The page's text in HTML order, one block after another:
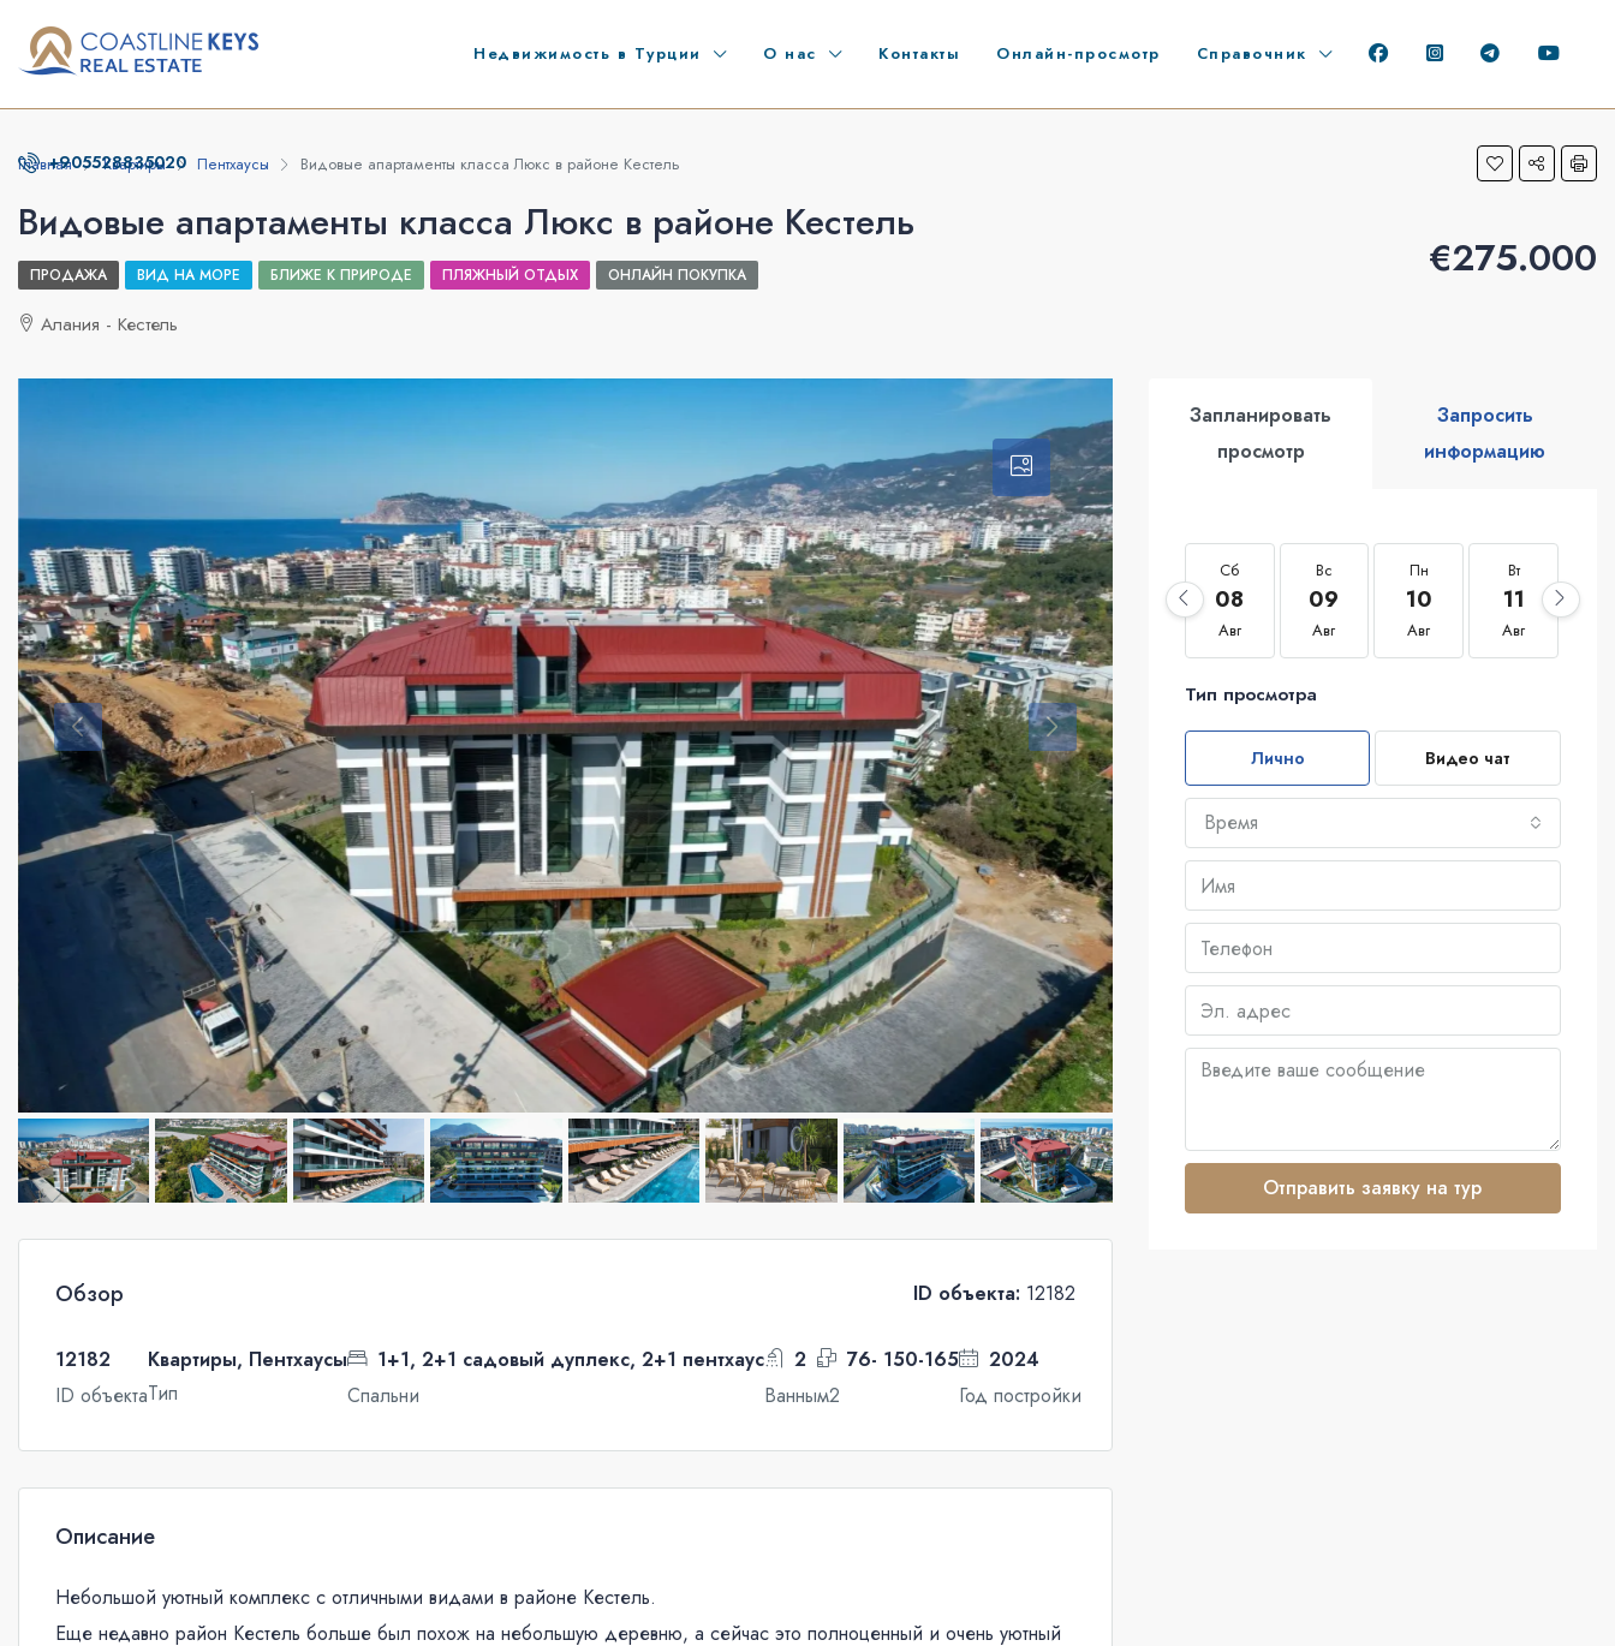
Недвижимость в Турции О нас Контакты Онлайн-просмотр Справочник
+905528835020
Главная Квартиры Пентхаусы Видовые апартаменты класса Люкс в районе Кестель
Видовые апартаменты класса Люкс в районе Кестель
€275.000
ПРОДАЖА ВИД НА МОРЕ БЛИЖЕ К ПРИРОДЕ ПЛЯЖНЫЙ ОТДЫХ ОНЛАЙН ПОКУПКА
Алания - Кестель
Обзор ID объекта: 12182
12182
ID объекта
Квартиры, Пентхаусы
Тип
1+1, 2+1 садовый дуплекс, 2+1 пентхаус
Спальни
2
Ванны
76- 150-165
м2
2024
Год постройки
Описание
Небольшой уютный комплекс с отличными видами в районе Кестель.
Еще недавно район Кестель больше был похож на небольшую деревню, а сейчас это полноценный и очень уютный
Запланировать
просмотр
Запросить
информацию
Сб
08
Авг
Вс
09
Авг
Пн
10
Авг
Вт
11
Авг
Тип просмотра
Лично Видео чат
Время
Отправить заявку на тур